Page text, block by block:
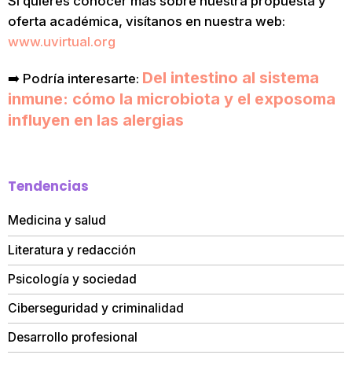
oferta académica, visítanos en nuestra web:
www.uvirtual.org
➡️ Podría interesarte: Del intestino al sistema
inmune: cómo la microbiota y el exposoma
influyen en las alergias
Tendencias
Medicina y salud
Literatura y redacción
Psicología y sociedad
Ciberseguridad y criminalidad
Desarrollo profesional